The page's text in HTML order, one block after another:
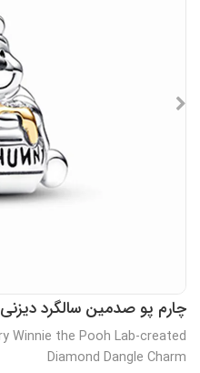
چارم پو صدمین سالگرد
Winnie the Pooh Lab-created
Diamond Dangle Charm